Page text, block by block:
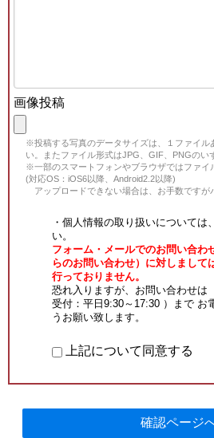
画像投稿
※投稿する写真のデータサイズは、１ファイル
い。またファイル形式はJPG、GIF、PNGのい
※一部のスマートフォンやブラウザではファイ
(対応OS：iOS6以降、Android2.2以降)
アップロードできない場合は、お手数ですが
・個人情報の取り扱いについては、
い。
フォーム・メールでのお問い合わ
らのお問い合わせ）に対しまして
行っておりません。
恐れ入りますが、お問い合わせは
受付：平日9:30～17:30 ）まで お
うお願い致します。
上記について同意する
確認ページ